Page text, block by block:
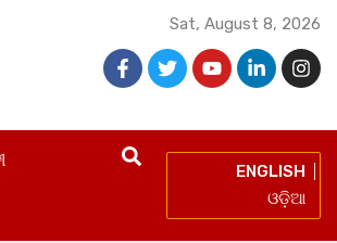
Sat, August 8, 2026
ENGLISH
ଓଡ଼ିଆ